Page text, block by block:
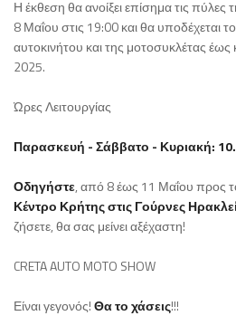
Η έκθεση θα ανοίξει επίσημα τις πύλες
8 Μαΐου στις 19:00 και θα υποδέχεται
αυτοκινήτου και της μοτοσυκλέτας
2025.
Ώρες Λειτουργίας
Παρασκευή - Σάββατο - Κυριακή:
Οδηγήστε, από 8 έως 11 Μαΐου προς
Κέντρο Κρήτης στις Γούρνες
ζήσετε, θα σας μείνει αξέχαστη!
CRETA AUTO MOTO SHOW
Είναι γεγονός!Θα το χάσεις!!!